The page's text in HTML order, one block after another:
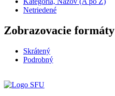
Netriedené
Zobrazovacie formáty
Skrátený
Podrobný